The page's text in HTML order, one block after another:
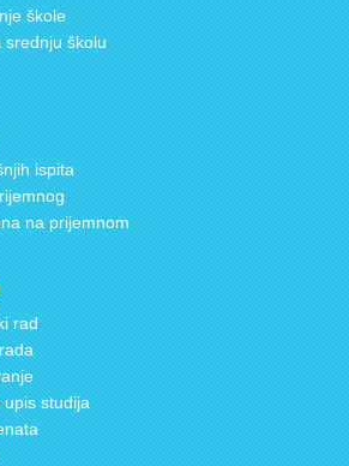
škole
srednju školu
ispita
na prijemnom
rad
studija